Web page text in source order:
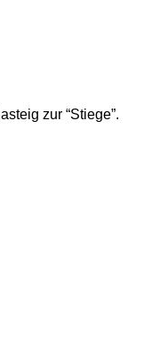
zur “Stiege”.